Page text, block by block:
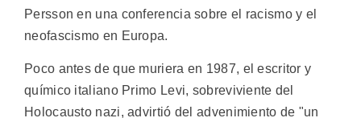
Persson en una conferencia sobre el racismo y el
neofascismo en Europa.
Poco antes de que muriera en 1987, el escritor y
químico italiano Primo Levi, sobreviviente del
Holocausto nazi, advirtió del advenimiento de "un